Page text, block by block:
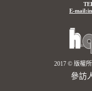
E-
2017 © 版權
參訪